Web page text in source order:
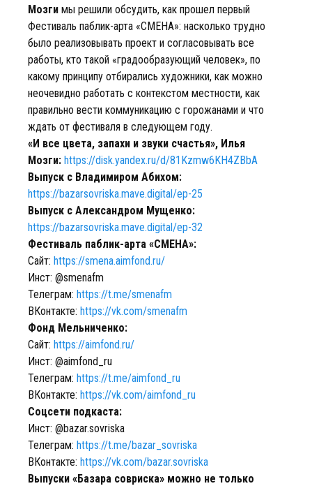
Мозги мы решили обсудить, как прошел первый
Фестиваль паблик-арта «СМЕНА»: насколько трудно
было реализовывать проект и согласовывать все
работы, кто такой «градообразующий человек», по
какому принципу отбирались художники, как можно
неочевидно работать с контекстом местности, как
правильно вести коммуникацию с горожанами и что
ждать от фестиваля в следующем году.
«И все цвета, запахи и звуки счастья», Илья
Мозги: https://disk.yandex.ru/d/81Kzmw6KH4ZBbA
Выпуск с Владимиром Абихом:
https://bazarsovriska.mave.digital/ep-25
Выпуск с Александром Мущенко:
https://bazarsovriska.mave.digital/ep-32
Фестиваль паблик-арта «СМЕНА»:
Сайт: https://smena.aimfond.ru/
Инст: @smenafm
Телеграм: https://t.me/smenafm
ВКонтакте: https://vk.com/smenafm
Фонд Мельниченко:
Сайт: https://aimfond.ru/
Инст: @aimfond_ru
Телеграм: https://t.me/aimfond_ru
ВКонтакте: https://vk.com/aimfond_ru
Соцсети подкаста:
Инст: @bazar.sovriska
Телеграм: https://t.me/bazar_sovriska
ВКонтакте: https://vk.com/bazar.sovriska
Выпуски «Базара совриска» можно не только